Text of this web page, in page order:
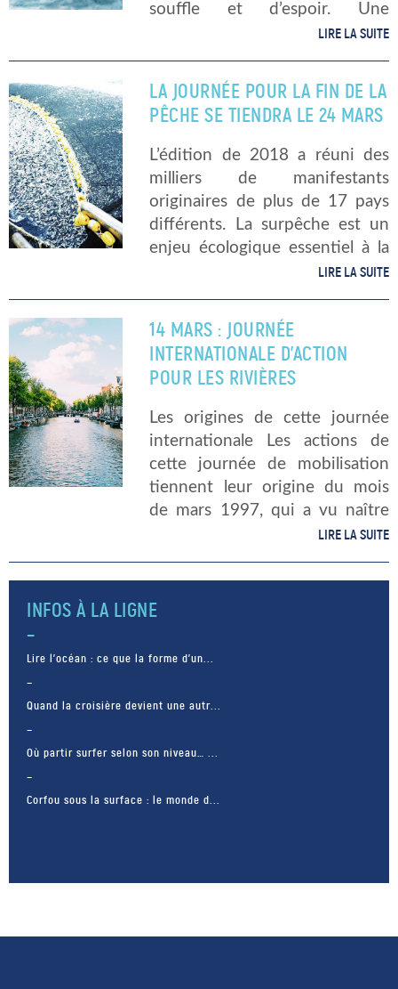
souffle et d’espoir. Une
initiative ivoirienne C’est en
gouvernementale « Les Amis de
la Terre […]
LIRE LA SUITE
LA JOURNÉE POUR LA FIN DE LA
PÊCHE SE TIENDRA LE 24 MARS
L’édition de 2018 a réuni des
milliers de manifestants
originaires de plus de 17 pays
différents. La surpêche est un
enjeu écologique essentiel à la
préservation de la biodiversité
nombre grandissant de la […]
LIRE LA SUITE
14 MARS : JOURNÉE
INTERNATIONALE D’ACTION
POUR LES RIVIÈRES
Les origines de cette journée
internationale Les actions de
cette journée de mobilisation
tiennent leur origine du mois
de mars 1997, qui a vu naître
des mouvements de
mise en place de grands
barrages occasionnant
LIRE LA SUITE
INFOS À LA LIGNE
Lire l’océan : ce que la forme d’un...
Quand la croisière devient une autr...
Où partir surfer selon son niveau… ...
Corfou sous la surface : le monde d...